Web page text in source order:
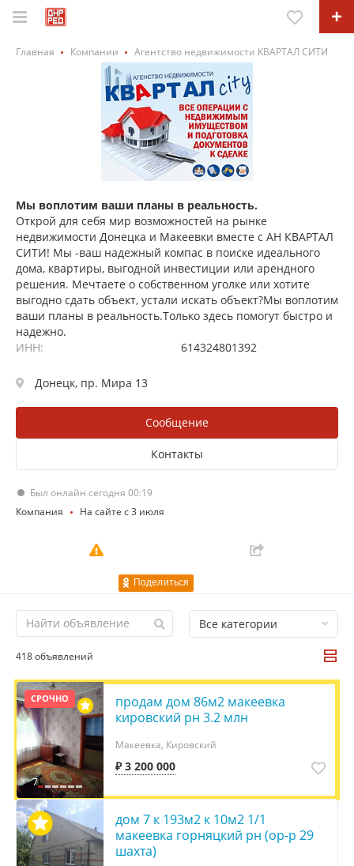
Главная Компании Агентство недвижимости КВАРТАЛ СИТИ
Мы воплотим ваши планы в реальность.
Открой для себя мир возможностей на рынке
недвижимости Донецка и Макеевки вместе с АН КВАРТАЛ
СИТИ! Мы -ваш надежный компас в поиске идеального
дома, квартиры, выгодной инвестиции или арендного
решения. Мечтаете о собственном уголке или хотите
выгодно сдать объект, устали искать объект?Мы воплотим
ваши планы в реальность.Только здесь помогут быстро и
надежно.
ИНН:
614324801392
Донецк, пр. Мира 13
Сообщение
Контакты
Был онлайн сегодня 00:19
Компания
На сайте с 3 июля
Поделиться
Все категории
418 объявлений
СРОЧНО
7
продам дом 86м2 макеевка
кировский рн 3.2 млн
₽ 3 200 000
Макеевка, Кировский
дом 7 к 193м2 к 10м2 1/1
макеевка горняцкий рн (ор-р 29
шахта)